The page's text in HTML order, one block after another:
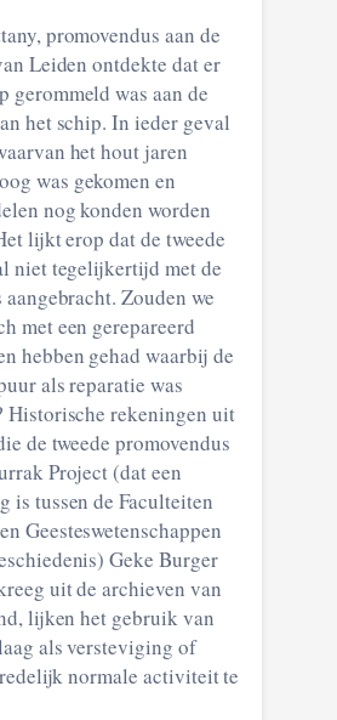
promovendus aan de
Leiden ontdekte dat er
gerommeld was aan de
het schip. In ieder geval
het hout jaren
was gekomen en
nog konden worden
lijkt erop dat de tweede
niet tegelijkertijd met de
Zouden we
met een gerepareerd
hebben gehad waarbij de
als reparatie was
Historische rekeningen uit
de tweede promovendus
Project (dat een
is tussen de Faculteiten
Geesteswetenschappen
Geke Burger
uit de archieven van
lijken het gebruik van
als versteviging of
normale activiteit te